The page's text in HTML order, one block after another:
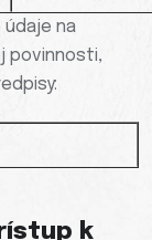
údaje na
povinnosti,
k